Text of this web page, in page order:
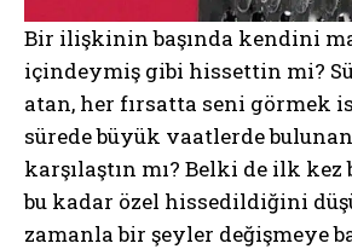
Bir ilişkinin başında kendini
içindeymiş gibi hissettin mi?
atan, her fırsatta seni görmek
sürede büyük vaatlerde
karşılaştın mı? Belki de ilk
bu kadar özel hissedildiğini
zamanla bir şeyler değişmeye